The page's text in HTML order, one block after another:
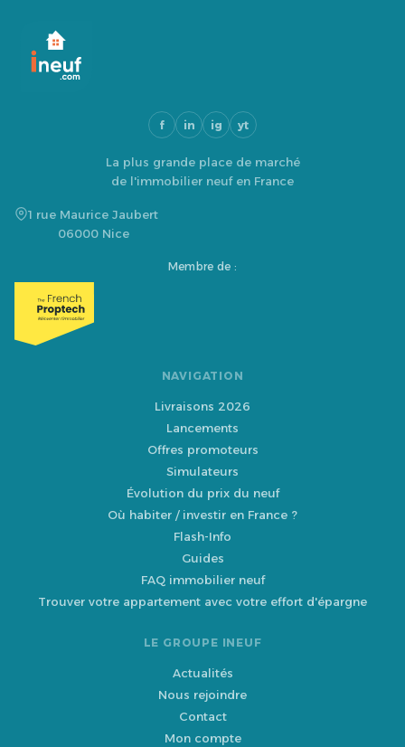
f in ig yt
La plus grande place de marché
de l'immobilier neuf en France
1 rue Maurice Jaubert
06000 Nice
Membre de :
NAVIGATION
Livraisons 2026
Lancements
Offres promoteurs
Simulateurs
Évolution du prix du neuf
Où habiter / investir en France ?
Flash-Info
Guides
FAQ immobilier neuf
Trouver votre appartement avec votre effort d'épargne
LE GROUPE INEUF
Actualités
Nous rejoindre
Contact
Mon compte